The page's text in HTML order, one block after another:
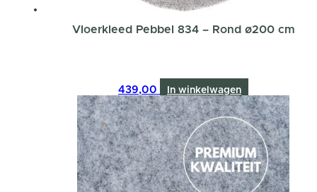
Vloerkleed Pebbel 834 – Rond ø200 cm
439,00 In winkelwagen